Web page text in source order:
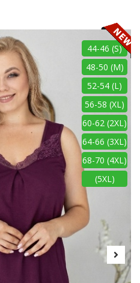
44-46 (S)
48-50 (M)
52-54 (L)
56-58 (XL)
60-62 (2XL)
64-66 (3XL)
68-70 (4XL)
(5XL)